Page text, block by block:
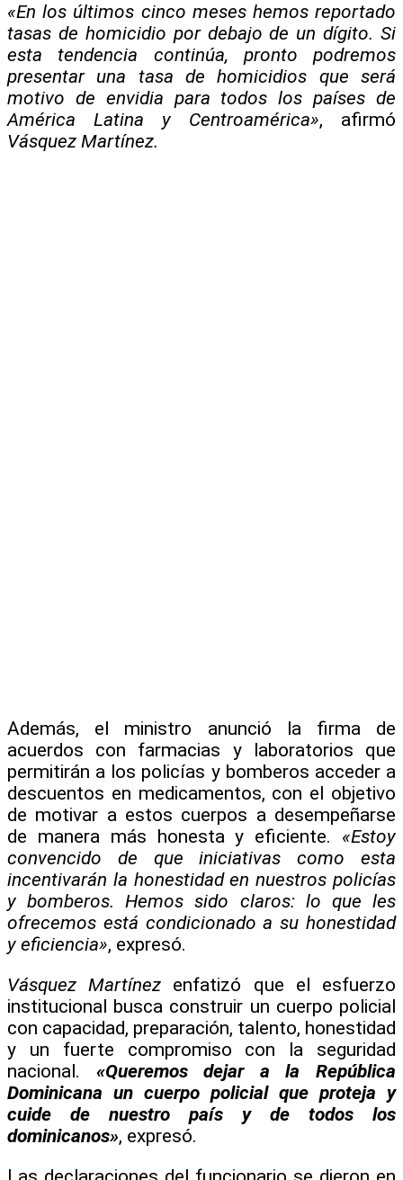
«En los últimos cinco meses hemos reportado
tasas de homicidio por debajo de un dígito. Si
esta tendencia continúa, pronto podremos
presentar una tasa de homicidios que será
motivo de envidia para todos los países de
América Latina y Centroamérica», afirmó
Vásquez Martínez.
Además, el ministro anunció la firma de
acuerdos con farmacias y laboratorios que
permitirán a los policías y bomberos acceder a
descuentos en medicamentos, con el objetivo
de motivar a estos cuerpos a desempeñarse
de manera más honesta y eficiente. «Estoy
convencido de que iniciativas como esta
incentivarán la honestidad en nuestros policías
y bomberos. Hemos sido claros: lo que les
ofrecemos está condicionado a su honestidad
y eficiencia», expresó.
Vásquez Martínez enfatizó que el esfuerzo
institucional busca construir un cuerpo policial
con capacidad, preparación, talento, honestidad
y un fuerte compromiso con la seguridad
nacional. «Queremos dejar a la República
Dominicana un cuerpo policial que proteja y
cuide de nuestro país y de todos los
dominicanos», expresó.